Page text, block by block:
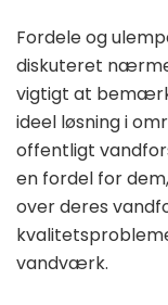
Fordele og
diskuteret
vigtigt at
ideel løsning i
offentligt
en fordel for
over deres
vandværk.